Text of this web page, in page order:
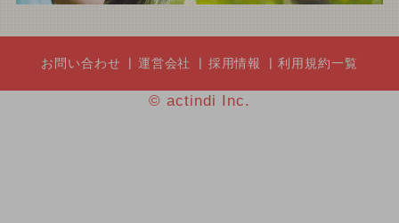
お問い合わせ 運営会社 採用情報 利用規約一覧
© actindi Inc.